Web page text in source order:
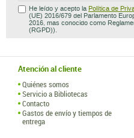
He leído y acepto la Política de
(UE) 2016/679 del Parlamento
2016, mas conocido como
(RGPD)).
Atención al cliente
Quiénes somos
Servicio a Bibliotecas
Contacto
Gastos de envío y tiempos de
entrega